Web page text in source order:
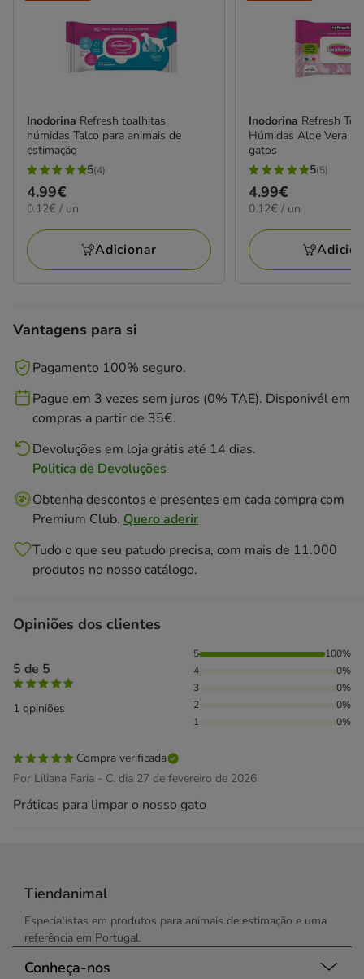
Inodorina Refresh toalhitas
húmidas Talco para animais de
estimação
5
estrelas
com
4
avaliações
5(4)
Preço
4.99€
4.99€
0.12€
UN
0.12€ / un
Adicionar
Inodorina Refresh
Húmidas Aloe Vera
gatos
5
estrelas
com
5
avaliações
5(5)
Preço
4.99€
4.99€
0.12€
UN
0.12€ / un
Vantagens para si
Pagamento 100% seguro.
Pague em 3 vezes sem juros (0% TAE). Disponivél em
compras a partir de 35€.
Devoluções em loja grátis até 14 dias.
Politica de Devoluções
Obtenha descontos e presentes em cada compra com
Premium Club. Quero aderir
Tudo o que seu patudo precisa, com mais de 11.000
produtos no nosso catálogo.
Opiniões dos clientes
5 de 5
1 opiniões
100% das pessoas avaliaram com 5 estrelas,
5
100%
4
0%
3
0%
2
0%
1
0%
Compra verificada
Por Liliana Faria - C. dia 27 de fevereiro de 2026
Práticas para limpar o nosso gato
Tiendanimal
Especialistas em produtos para animais de estimação e uma
referência em Portugal.
Conheça-nos